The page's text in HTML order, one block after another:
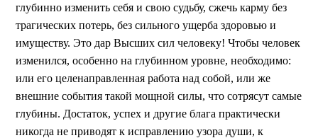
глубинно изменить себя и свою судьбу, сжечь карму без
трагических потерь, без сильного ущерба здоровью и
имуществу. Это дар Высших сил человеку! Чтобы человек
изменился, особенно на глубинном уровне, необходимо:
или его целенаправленная работа над собой, или же
внешние события такой мощной силы, что сотрясут самые
глубины. Достаток, успех и другие блага практически
никогда не приводят к исправлению узора души, к